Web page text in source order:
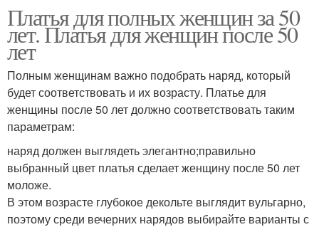
Платья для полных женщин за 50
лет. Платья для женщин после 50
лет
Полным женщинам важно подобрать наряд, который
будет соответствовать и их возрасту. Платье для
женщины после 50 лет должно соответствовать таким
параметрам:
наряд должен выглядеть элегантно;правильно
выбранный цвет платья сделает женщину после 50 лет
моложе.
В этом возрасте глубокое декольте выглядит вульгарно,
поэтому среди вечерних нарядов выбирайте варианты с